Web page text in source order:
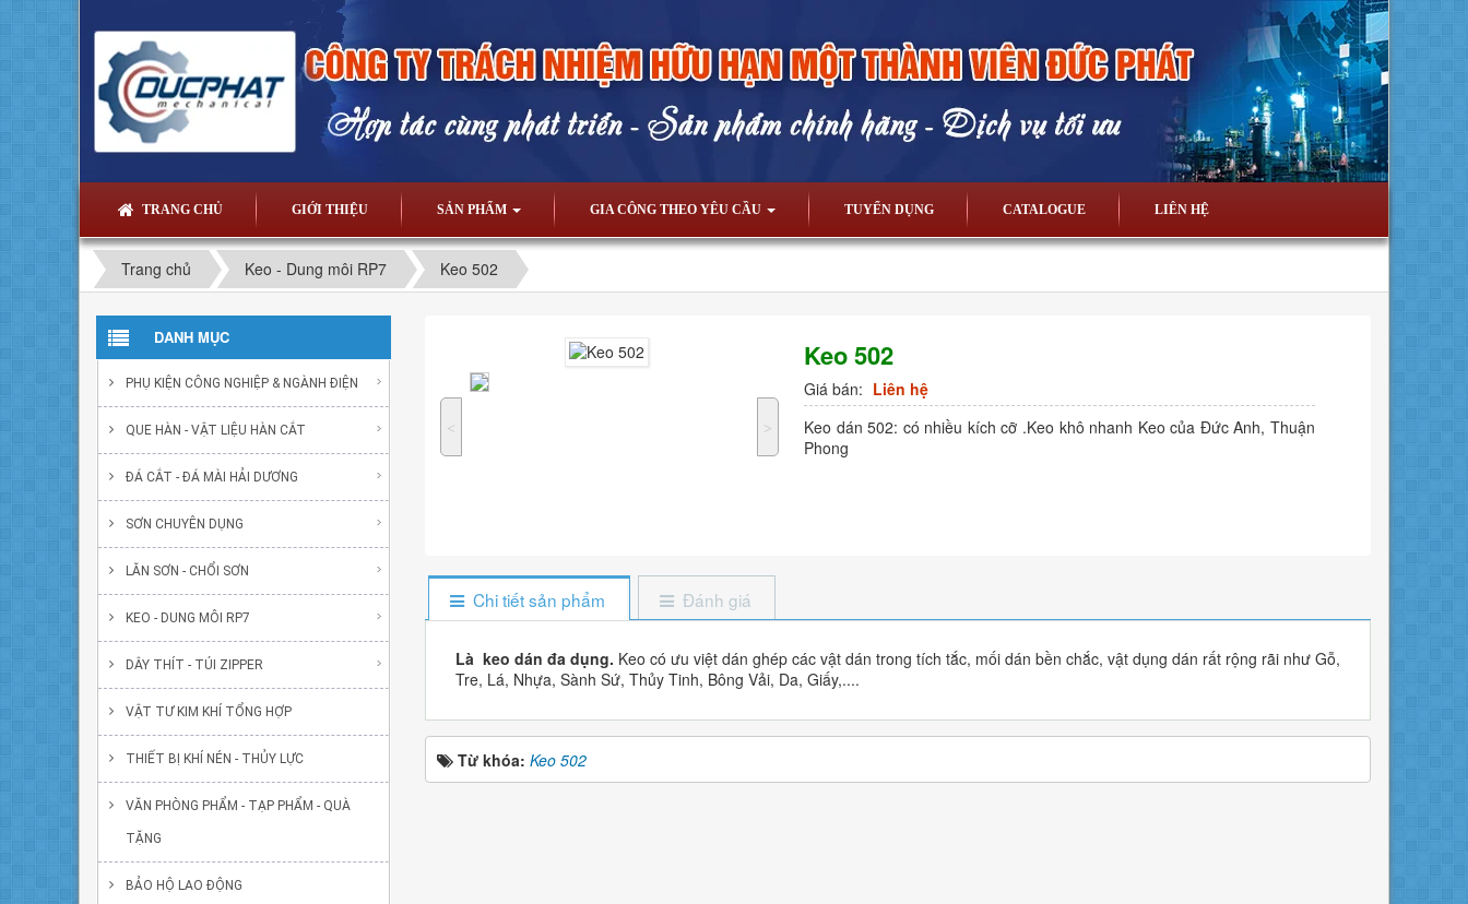
TRANG CHỦ GIỚI THIỆU SẢN PHẨM GIA CÔNG THEO YÊU CẦU TUYỂN DỤNG CATALOGUE LIÊN HỆ
Trang chủ Keo - Dung môi RP7 Keo 502
˂ ˃
Keo 502
Giá bán: Liên hệ
Keo dán 502: có nhiều kích cỡ .Keo khô nhanh Keo của Đức Anh, Thuận
Phong
Chi tiết sản phẩm Đánh giá
Là keo dán đa dụng. Keo có ưu việt dán ghép các vật dán trong tích tắc, mối dán bền chắc, vật dụng dán rất rộng rãi như Gỗ,
Tre, Lá, Nhựa, Sành Sứ, Thủy Tinh, Bông Vải, Da, Giấy,....
Từ khóa: Keo 502
DANH MỤC
PHỤ KIỆN CÔNG NGHIỆP & NGÀNH ĐIỆN
QUE HÀN - VẬT LIỆU HÀN CẮT
ĐÁ CẮT - ĐÁ MÀI HẢI DƯƠNG
SƠN CHUYÊN DỤNG
LĂN SƠN - CHỔI SƠN
KEO - DUNG MÔI RP7
DÂY THÍT - TÚI ZIPPER
VẬT TƯ KIM KHÍ TỔNG HỢP
THIẾT BỊ KHÍ NÉN - THỦY LỰC
VĂN PHÒNG PHẨM - TẠP PHẨM - QUÀ
TẶNG
BẢO HỘ LAO ĐỘNG